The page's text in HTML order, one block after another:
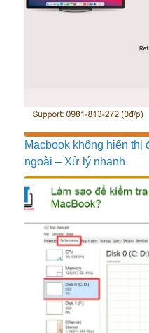
Macbook không hiển thị
ngoài – Xử lý nhanh